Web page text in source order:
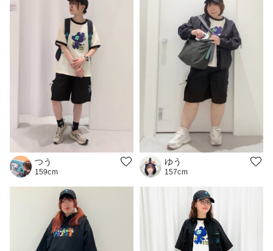
つう
159cm
ゆう
157cm